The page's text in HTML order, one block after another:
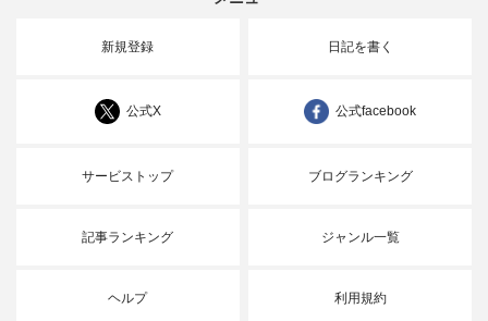
新規登録 日記を書く
公式X 公式facebook
サービストップ ブログランキング
記事ランキング ジャンル一覧
ヘルプ 利用規約